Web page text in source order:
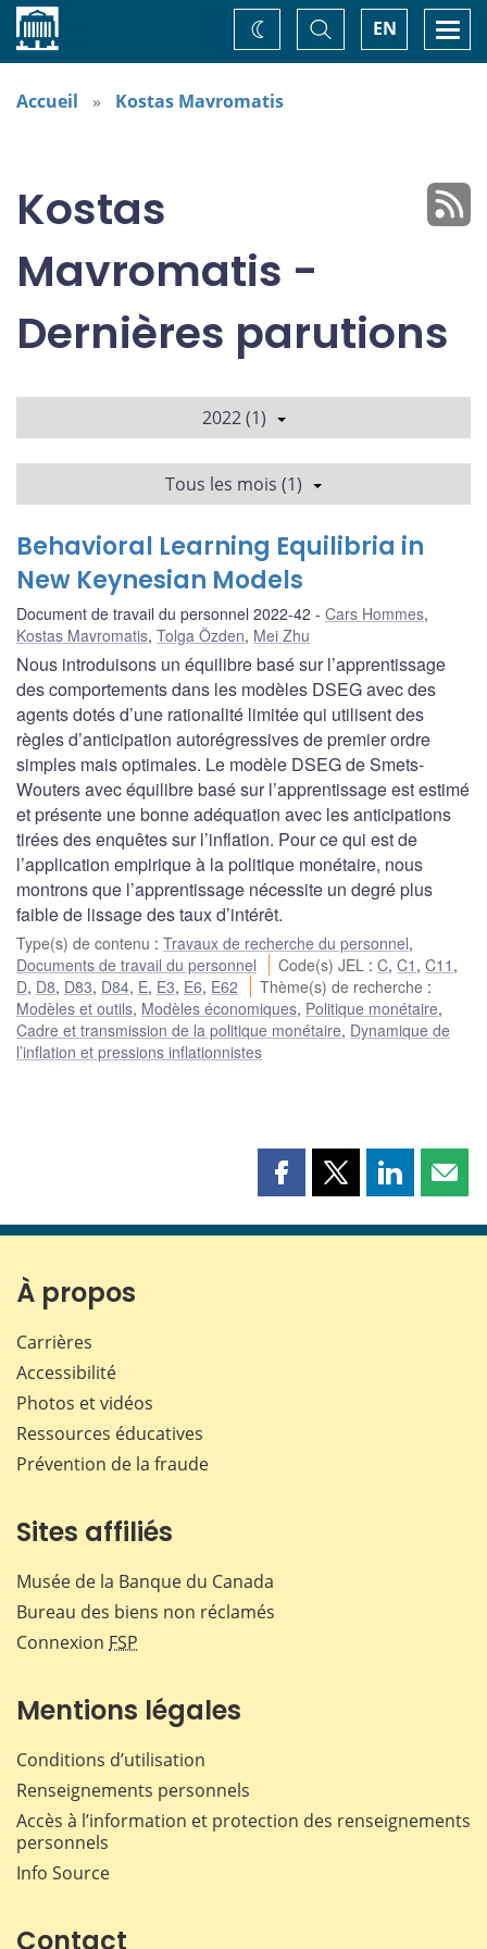
Accueil EN
Basculer
la
recherche
Changez
de
thème
Accueil Kostas Mavromatis
Kostas
Mavromatis -
Dernières parutions
2022 (1)
Tous les mois (1)
Behavioral Learning Equilibria in
New Keynesian Models
Document de travail du personnel 2022-42 Cars Hommes,
Kostas Mavromatis, Tolga Özden, Mei Zhu
Nous introduisons un équilibre basé sur l’apprentissage
des comportements dans les modèles DSEG avec des
agents dotés d’une rationalité limitée qui utilisent des
règles d’anticipation autorégressives de premier ordre
simples mais optimales. Le modèle DSEG de Smets-
Wouters avec équilibre basé sur l’apprentissage est estimé
et présente une bonne adéquation avec les anticipations
tirées des enquêtes sur l’inflation. Pour ce qui est de
l’application empirique à la politique monétaire, nous
montrons que l’apprentissage nécessite un degré plus
faible de lissage des taux d’intérêt.
Type(s) de contenu : Travaux de recherche du personnel,
Documents de travail du personnel
Code(s) JEL :C,C1 ,C11 ,
D, D8, D83, D84, E, E3, E6, E62 Thème(s) de recherche :
Modèles et outils, Modèles économiques, Politique monétaire,
Cadre et transmission de la politique monétaire, Dynamique de
l’inflation et pressions inflationnistes
Partager
page
Partager
page
Partager
page page
À propos
Carrières
Accessibilité
Photos et vidéos
Ressources éducatives
Prévention de la fraude
Sites affiliés
Musée de la Banque du Canada
Bureau des biens non réclamés
Connexion FSP
Mentions légales
Conditions d’utilisation
Renseignements personnels
Accès à l’information et protection des renseignements
personnels
Info Source
Contact